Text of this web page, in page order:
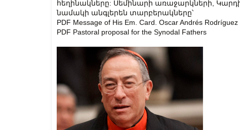
հեղինակները: Սեմինարի առաջարկների,
նամակի անգլերեն տարբերակները՝
PDF Message of His Em. Card. Oscar Andrés
PDF Pastoral proposal for the Synodal Fathers